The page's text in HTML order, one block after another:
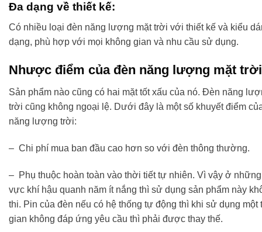
Đa dạng về thiết kế:
Có nhiều loại đèn năng lượng mặt trời với thiết kế và kiểu
dạng, phù hợp với mọi không gian và nhu cầu sử dụng.
Nhược điểm của đèn năng lượng mặt
Sản phẩm nào cũng có hai mặt tốt xấu của nó. Đèn năng
trời cũng không ngoại lệ. Dưới đây là một số khuyết điểm
năng lượng trời:
– Chi phí mua ban đầu cao hơn so với đèn thông thường.
– Phụ thuộc hoàn toàn vào thời tiết tự nhiên. Vì vậy ở
vực khí hậu quanh năm ít nắng thì sử dụng sản phẩm này
thi. Pin của đèn nếu có hệ thống tự động thì khi sử dụng một
gian không đáp ứng yêu cầu thì phải được thay thế.